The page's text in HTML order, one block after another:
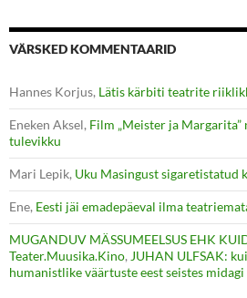
VÄRSKED KOMMENTAARID
Hannes Korjus, Lätis kärbiti teatrite
Eneken Aksel, Film „Meister ja
tulevikku
Mari Lepik, Uku Masingust sigaretistatud
Ene, Eesti jäi emadepäeval ilma
MUGANDUV MÄSSUMEELSUS EHK
Teater.Muusika.Kino, JUHAN ULFSAK:
humanistlike väärtuste eest seistes midagi